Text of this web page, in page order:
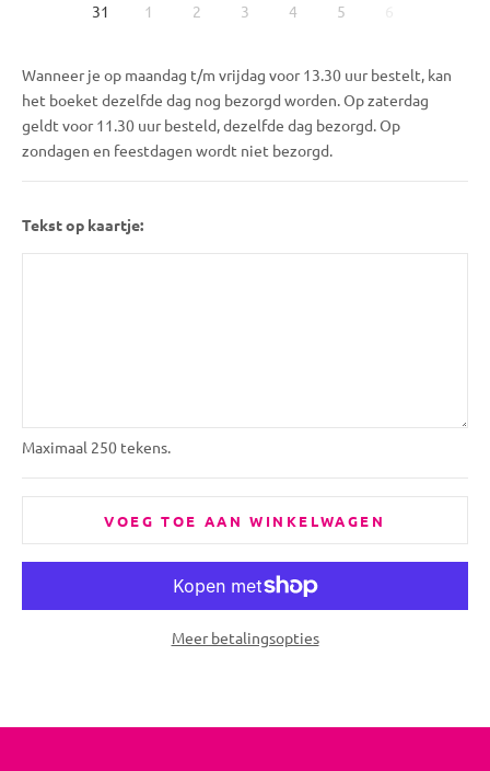
31 1 2 3 4 5
Wanneer je op maandag t/m vrijdag voor 13.30 uur bestelt, kan
het boeket dezelfde dag nog bezorgd worden. Op zaterdag
geldt voor 11.30 uur besteld, dezelfde dag bezorgd. Op
zondagen en feestdagen wordt niet bezorgd.
Tekst op kaartje:
Maximaal 250 tekens.
VOEG TOE AAN WINKELWAGEN
Meer betalingsopties